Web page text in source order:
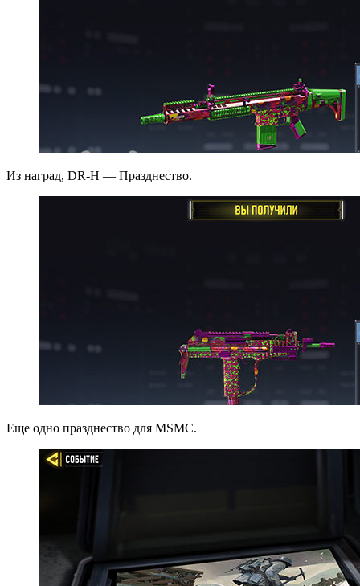
Из наград, DR-H — Празднество.
Еще одно празднество для MSMC.